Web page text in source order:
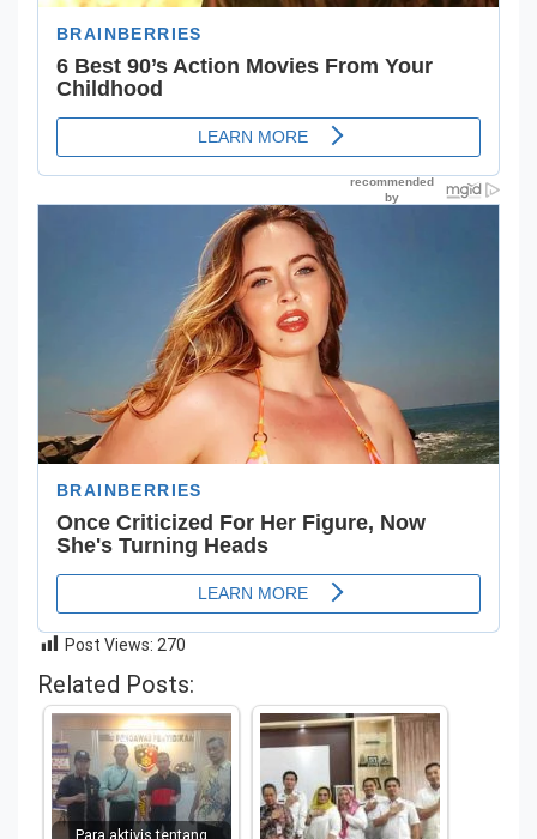
Post Views: 270
Related Posts:
Para aktivis tentang